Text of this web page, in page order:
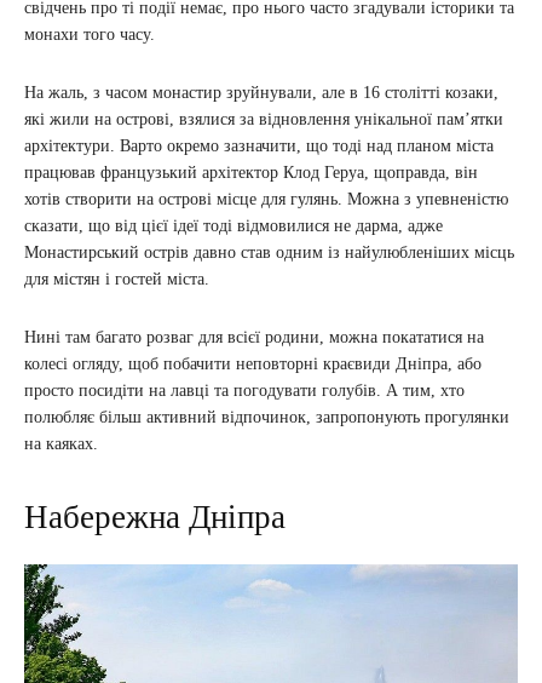
свідчень про ті події немає, про нього часто згадували історики та
монахи того часу.
На жаль, з часом монастир зруйнували, але в 16 столітті козаки,
які жили на острові, взялися за відновлення унікальної пам’ятки
архітектури. Варто окремо зазначити, що тоді над планом міста
працював французький архітектор Клод Геруа, щоправда, він
хотів створити на острові місце для гулянь. Можна з упевненістю
сказати, що від цієї ідеї тоді відмовилися не дарма, адже
Монастирський острів давно став одним із найулюбленіших місць
для містян і гостей міста.
Нині там багато розваг для всієї родини, можна покататися на
колесі огляду, щоб побачити неповторні краєвиди Дніпра, або
просто посидіти на лавці та погодувати голубів. А тим, хто
полюбляє більш активний відпочинок, запропонують прогулянки
на каяках.
Набережна Дніпра